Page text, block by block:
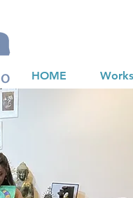
HOME